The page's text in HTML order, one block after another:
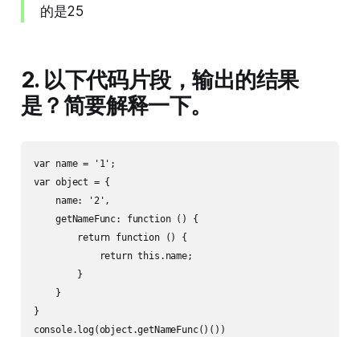
的是25
2. 以下代码片段，输出的结果
是？简要解释一下。
var name = '1';
var object = {
    name: '2',
    getNameFunc: function () {
        return function () {
            return this.name;
        }
    }
}